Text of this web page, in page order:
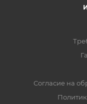
Согласие на